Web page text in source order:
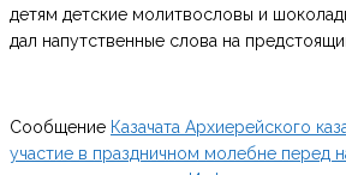
детям детские молитвословы и
дал напутственные слова на
Сообщение Казачата Архиерейского
участие в праздничном молебне перед